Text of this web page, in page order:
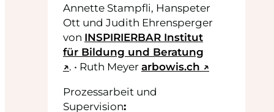
Annette Stampfli, Hanspeter
Ott und Judith Ehrensperger
von INSPIRIERBAR Institut
für Bildung und Beratung
↗. • Ruth Meyerarbowis.ch ↗
Prozessarbeit und
Supervision: